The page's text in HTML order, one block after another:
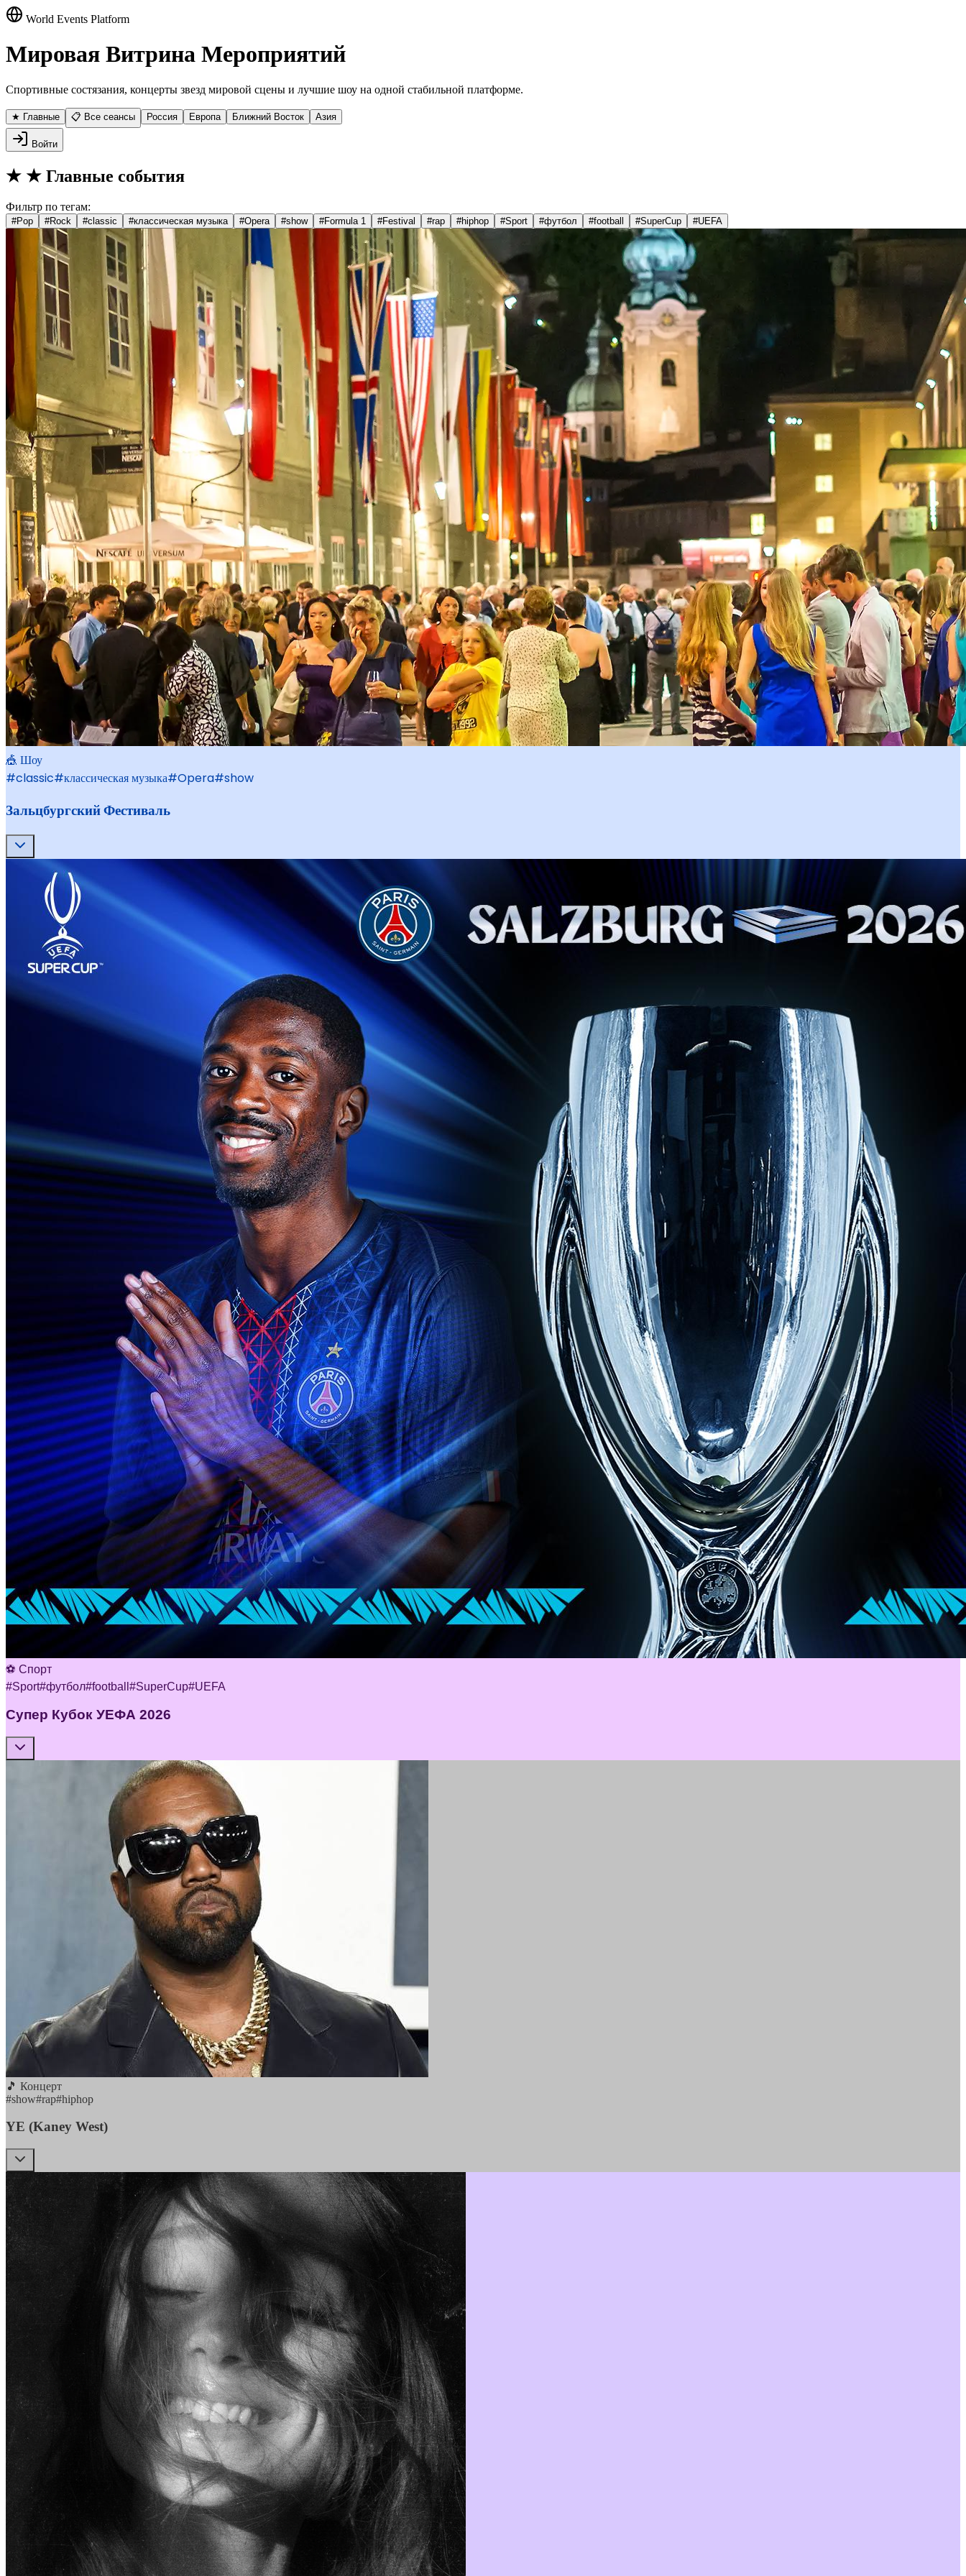
World Events Platform
Мировая Витрина Мероприятий
Спортивные состязания, концерты звезд мировой сцены и лучшие шоу на одной стабильной платформе.
★ Главные 📋 Все сеансы Россия Европа Ближний Восток Азия
Войти
★ ★ Главные события
Фильтр по тегам:
#Pop #Rock #classic #классическая музыка #Opera #show #Formula 1 #Festival #rap #hiphop #Sport #футбол #football #SuperCup #UEFA
🎪 Шоу
#classic#классическая музыка#Opera#show
Зальцбургский Фестиваль
⚽ Спорт
#Sport#футбол#football #SuperCup#UEFA
Супер Кубок УЕФА 2026
🎵 Концерт
#show#rap#hiphop
YE (Kaney West)